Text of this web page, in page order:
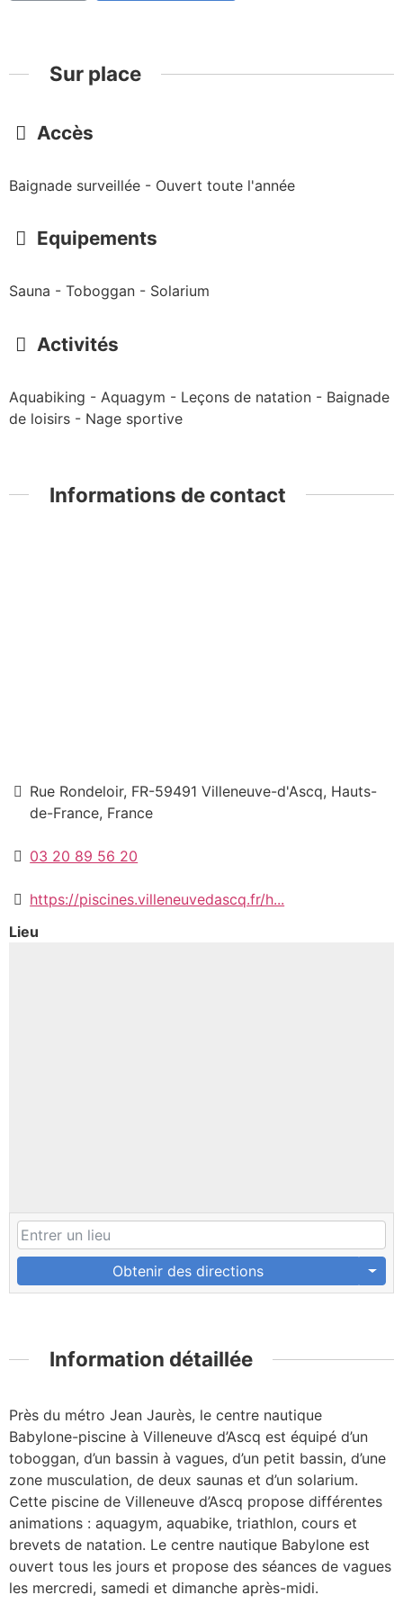
Sur place
Accès
Baignade surveillée - Ouvert toute l'année
Equipements
Sauna - Toboggan - Solarium
Activités
Aquabiking - Aquagym - Leçons de natation - Baignade
de loisirs - Nage sportive
Informations de contact
Rue Rondeloir, FR-59491 Villeneuve-d'Ascq, Hauts-
de-France, France
03 20 89 56 20
https://piscines.villeneuvedascq.fr/h...
Lieu
Obtenir des directions
Information détaillée
Près du métro Jean Jaurès, le centre nautique
Babylone-piscine à Villeneuve d’Ascq est équipé d’un
toboggan, d’un bassin à vagues, d’un petit bassin, d’une
zone musculation, de deux saunas et d’un solarium.
Cette piscine de Villeneuve d’Ascq propose différentes
animations : aquagym, aquabike, triathlon, cours et
brevets de natation. Le centre nautique Babylone est
ouvert tous les jours et propose des séances de vagues
les mercredi, samedi et dimanche après-midi.